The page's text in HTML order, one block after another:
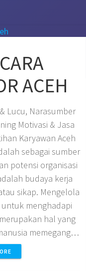
ACEH
Lucu, Narasumber
Motivasi & Jasa
Karyawan Aceh
sebagai sumber
potensi organisasi
budaya kerja
sikap. Mengelola
untuk menghadapi
hal yang
memegang…